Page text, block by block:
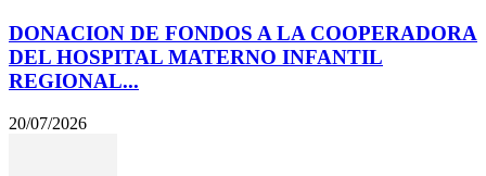
DONACION DE FONDOS A LA COOPERADORA
DEL HOSPITAL MATERNO INFANTIL
REGIONAL...
20/07/2026